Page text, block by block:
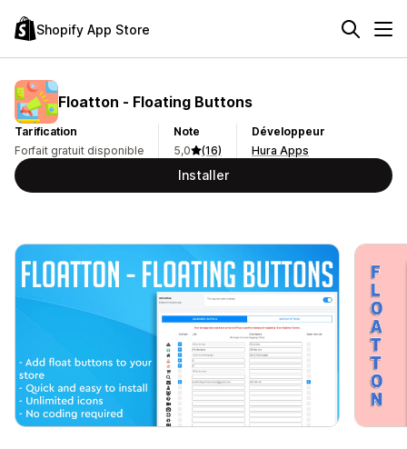
Shopify App Store
Floatton ‑ Floating Buttons
Tarification
Forfait gratuit disponible
Note
5,0
(16)
Développeur
Hura Apps
Installer